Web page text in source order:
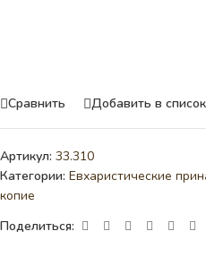
Сравнить Добавить в
Артикул: 33.310
Категории: Евхаристические
копие
Поделиться: